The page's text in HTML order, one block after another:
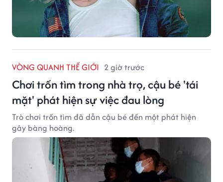
VÒNG QUANH THẾ GIỚI 2 giờ trước
Chơi trốn tìm trong nhà trọ, cậu bé 'tái
mặt' phát hiện sự việc đau lòng
Trò chơi trốn tìm đã dẫn cậu bé đến một phát hiện
gây bàng hoàng.